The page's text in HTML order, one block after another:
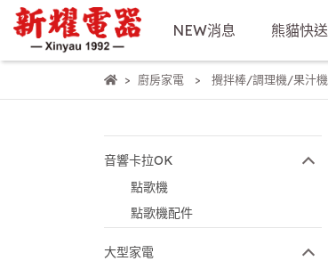
NEW消息 熊貓快送
廚房家電 攪拌棒/調理機/果汁機
音響卡拉OK
點歌機
點歌機配件
大型家電